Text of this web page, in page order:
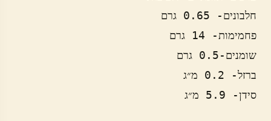
סידן- 5.9 מ״ג